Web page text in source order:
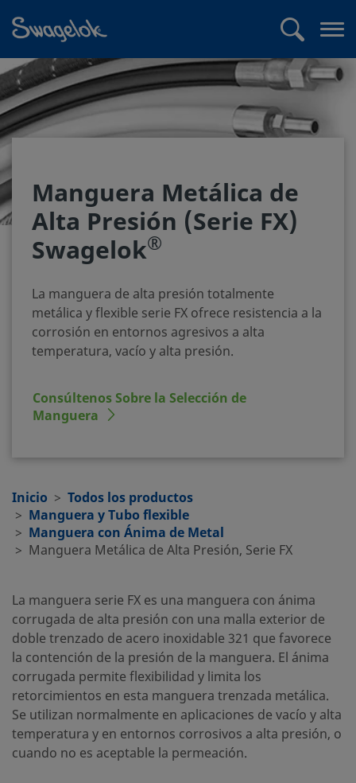
Manguera Metálica de
Alta Presión (Serie FX)
Swagelok®
La manguera de alta presión totalmente
metálica y flexible serie FX ofrece resistencia a la
corrosión en entornos agresivos a alta
temperatura, vacío y alta presión.
Consúltenos Sobre la Selección de
Manguera
Inicio
Todos los productos
Manguera y Tubo flexible
Manguera con Ánima de Metal
Manguera Metálica de Alta Presión, Serie FX
La manguera serie FX es una manguera con ánima
corrugada de alta presión con una malla exterior de
doble trenzado de acero inoxidable 321 que favorece
la contención de la presión de la manguera. El ánima
corrugada permite flexibilidad y limita los
retorcimientos en esta manguera trenzada metálica.
Se utilizan normalmente en aplicaciones de vacío y alta
temperatura y en entornos corrosivos a alta presión, o
cuando no es aceptable la permeación.